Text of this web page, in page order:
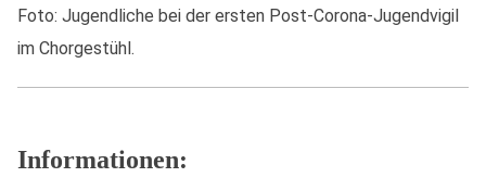
Foto: Jugendliche bei der ersten Post-Corona-Jugendvigil
im Chorgestühl.
Informationen: